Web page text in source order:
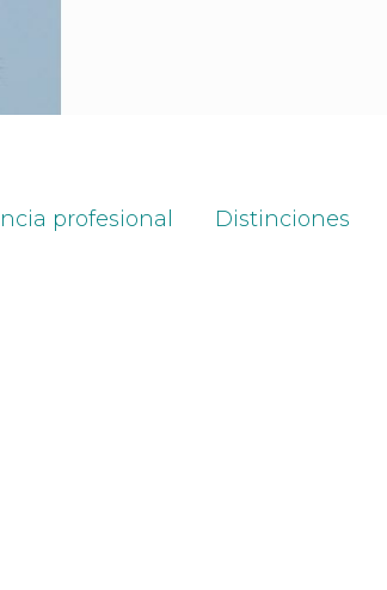
profesional Distinciones